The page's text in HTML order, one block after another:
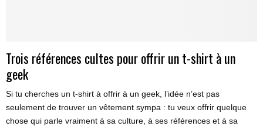
Trois références cultes pour offrir un t-shirt à un
geek
Si tu cherches un t-shirt à offrir à un geek, l’idée n’est pas
seulement de trouver un vêtement sympa : tu veux offrir quelque
chose qui parle vraiment à sa culture, à ses références et à sa